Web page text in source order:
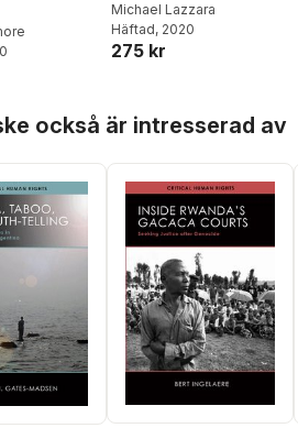
Michael Lazzara
Häftad, 2020
275 kr
också är intresserad av